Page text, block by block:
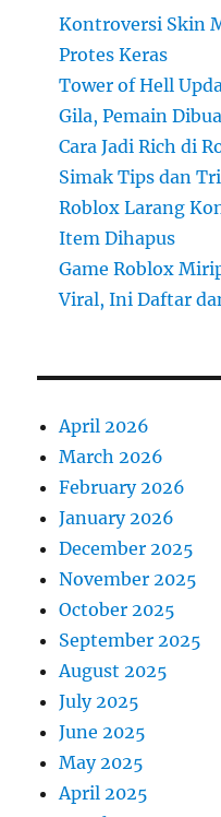
Kontroversi Skin
Protes Keras
Tower of Hell
Gila, Pemain
Cara Jadi Rich di
Simak Tips dan
Roblox Larang
Item Dihapus
Game Roblox
Viral, Ini Daftar
April 2026
March 2026
February 2026
January 2026
December 2025
November 2025
October 2025
September 2025
August 2025
July 2025
June 2025
May 2025
April 2025